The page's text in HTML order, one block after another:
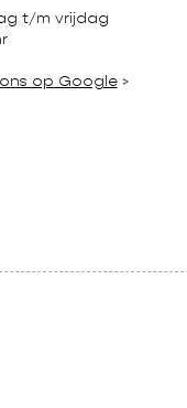
t/m vrijdag
op Google>